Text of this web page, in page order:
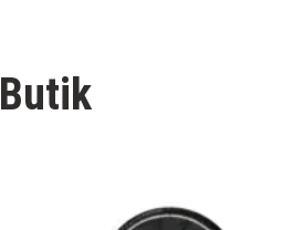
Butik